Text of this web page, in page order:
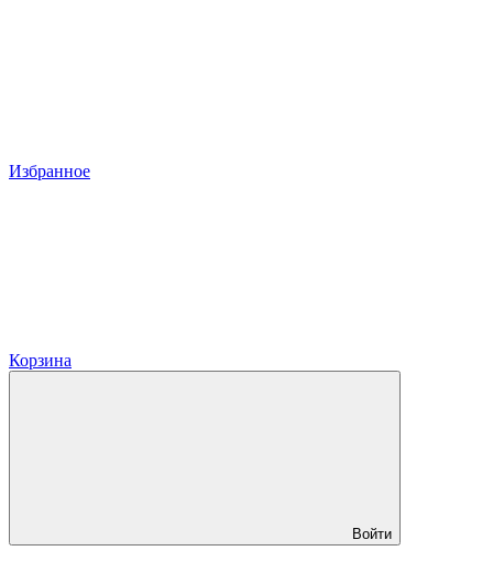
Избранное
Корзина
Войти